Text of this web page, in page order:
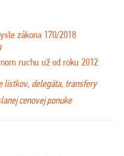
zákona 170/2018
ruchu už od roku 2012
lístkov, delegáta, transfery
cenovej ponuke